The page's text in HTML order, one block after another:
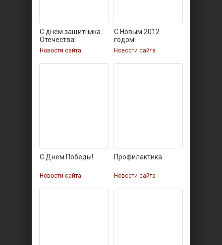
С днем защитника
Отечества!
Новости сайта
С Новым 2012
годом!
Новости сайта
С Днем Победы!
Новости сайта
Профилактика
Новости сайта